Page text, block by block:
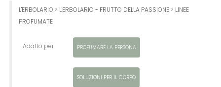
L'ERBOLARIO > L'ERBOLARIO - FRUTTO DELLA PASSIONE> LINEE
PROFUMATE
Adatto per PROFUMARE LA PERSONA
SOLUZIONI PER IL CORPO